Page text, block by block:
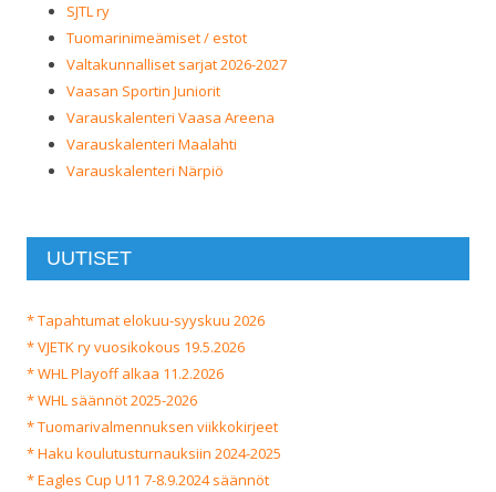
SJTL ry
Tuomarinimeämiset / estot
Valtakunnalliset sarjat 2026-2027
Vaasan Sportin Juniorit
Varauskalenteri Vaasa Areena
Varauskalenteri Maalahti
Varauskalenteri Närpiö
UUTISET
* Tapahtumat elokuu-syyskuu 2026
* VJETK ry vuosikokous 19.5.2026
* WHL Playoff alkaa 11.2.2026
* WHL säännöt 2025-2026
* Tuomarivalmennuksen viikkokirjeet
* Haku koulutusturnauksiin 2024-2025
* Eagles Cup U11 7-8.9.2024 säännöt